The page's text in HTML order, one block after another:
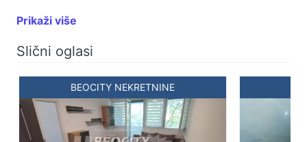
Prikaži više
Slični oglasi
BEOCITY NEKRETNINE